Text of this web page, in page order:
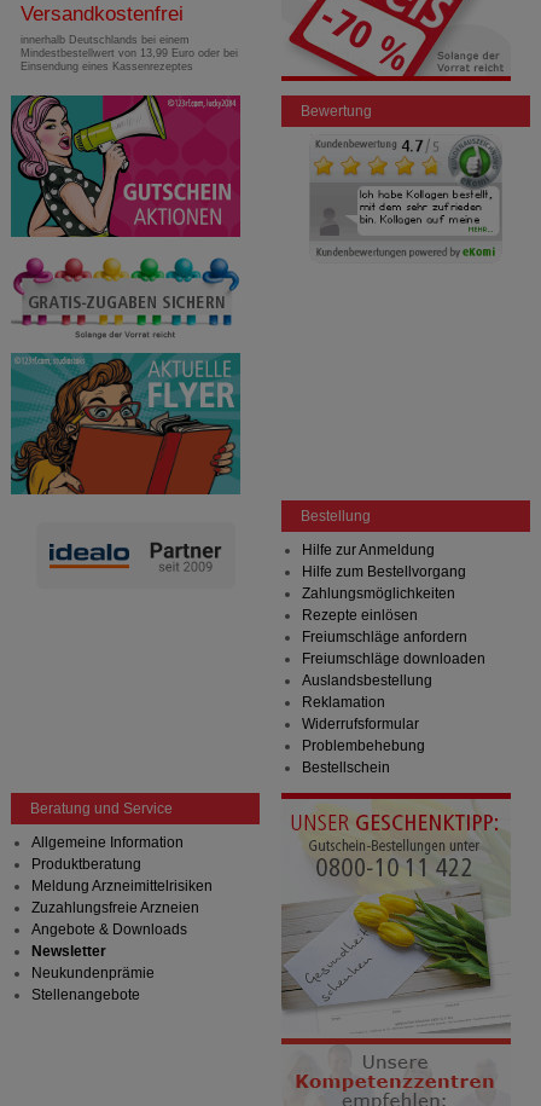
Versandkostenfrei
innerhalb Deutschlands bei einem
Mindestbestellwert von 13,99 Euro oder bei
Einsendung eines Kassenrezeptes
Bewertung
Bestellung
Hilfe zur Anmeldung
Hilfe zum Bestellvorgang
Zahlungsmöglichkeiten
Rezepte einlösen
Freiumschläge anfordern
Freiumschläge downloaden
Auslandsbestellung
Reklamation
Widerrufsformular
Problembehebung
Bestellschein
Beratung und Service
Allgemeine Information
Produktberatung
Meldung Arzneimittelrisiken
Zuzahlungsfreie Arzneien
Angebote & Downloads
Newsletter
Neukundenprämie
Stellenangebote